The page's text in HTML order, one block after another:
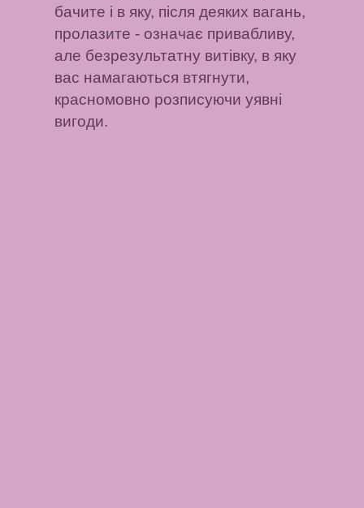
бачите і в яку, після деяких вагань,
пролазите - означає привабливу,
але безрезультатну витівку, в яку
вас намагаються втягнути,
красномовно розписуючи уявні
вигоди.